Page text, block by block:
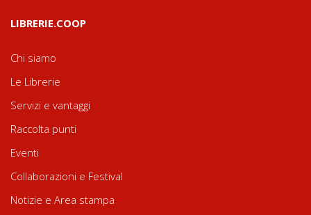
LIBRERIE.COOP
Chi siamo
Le Librerie
Servizi e vantaggi
Raccolta punti
Eventi
Collaborazioni e Festival
Notizie e Area stampa